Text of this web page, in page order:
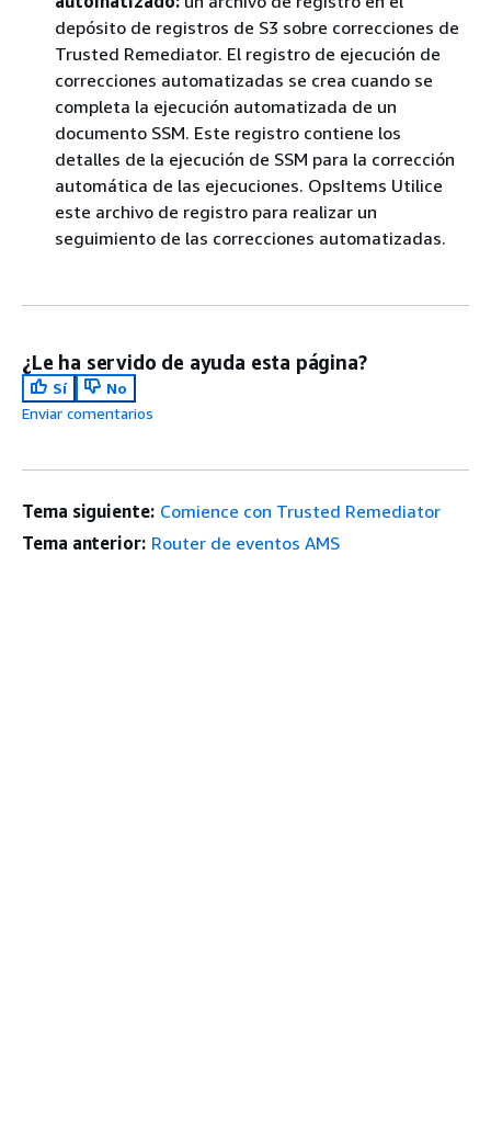
depósito de registros de S3 sobre correcciones de
Trusted Remediator. El registro de ejecución de
correcciones automatizadas se crea cuando se
completa la ejecución automatizada de un
documento SSM. Este registro contiene los
detalles de la ejecución de SSM para la corrección
automática de las ejecuciones. OpsItems Utilice
este archivo de registro para realizar un
seguimiento de las correcciones automatizadas.
¿Le ha servido de ayuda esta página?
Sí
No
Enviar comentarios
Tema siguiente: Comience con Trusted Remediator
Tema anterior: Router de eventos AMS